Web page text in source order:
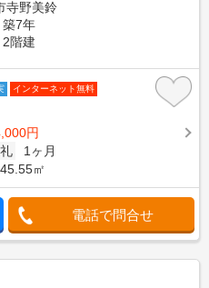
寺野美鈴
築7年
2階建
インターネット無料
円
礼
1ヶ月
45.55㎡
電話で問合せ